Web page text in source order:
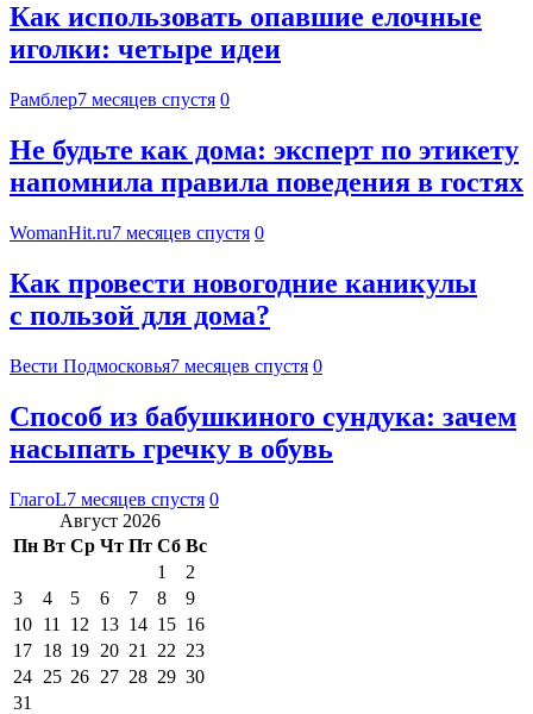
Как использовать опавшие елочные
иголки: четыре идеи
Рамблер7 месяцев спустя 0
Не будьте как дома: эксперт по этикету
напомнила правила поведения в гостях
WomanHit.ru7 месяцев спустя 0
Как провести новогодние каникулы
с пользой для дома?
Вести Подмосковья7 месяцев спустя 0
Способ из бабушкиного сундука: зачем
насыпать гречку в обувь
ГлагоL7 месяцев спустя 0
Август 2026
Пн Вт Ср Чт Пт Сб Вс
1
2
3
4 5 6 7 8
9
10 11 12 13 14 15 16
17 18 19 20 21 22 23
24 25 26 27 28 29 30
31